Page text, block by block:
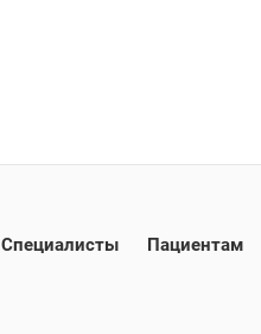
Специалисты Пациентам